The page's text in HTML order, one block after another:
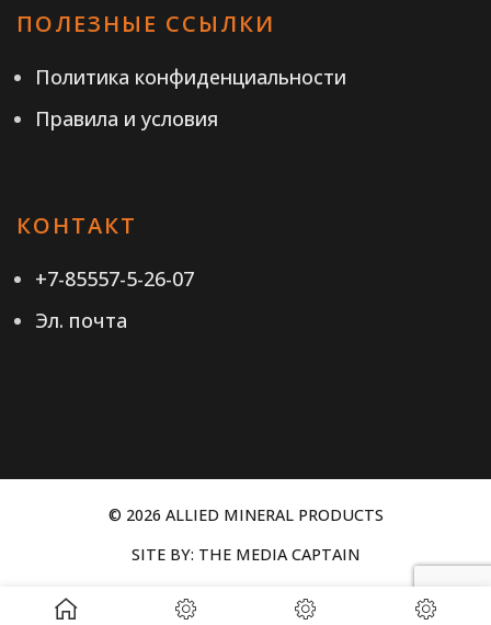
ПОЛЕЗНЫЕ ССЫЛКИ
Политика конфиденциальности
Правила и условия
КОНТАКТ
+7-85557-5-26-07
Эл. почта
© 2026 ALLIED MINERAL PRODUCTS
SITE BY: THE MEDIA CAPTAIN